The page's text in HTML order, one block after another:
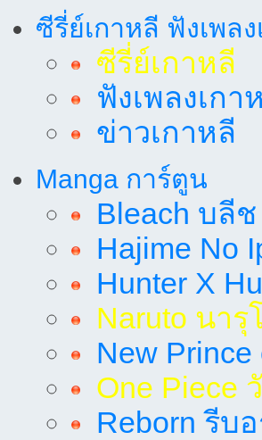
ซีรี่ย์เกาหลี ฟังเพล
ซีรี่ย์เกาหลี
ฟังเพลงเกา
ข่าวเกาหลี
Manga การ์ตูน
Bleach บลีช
Hajime No
Hunter X
Naruto นารุ
New Prince
One Piece
Reborn รีบ